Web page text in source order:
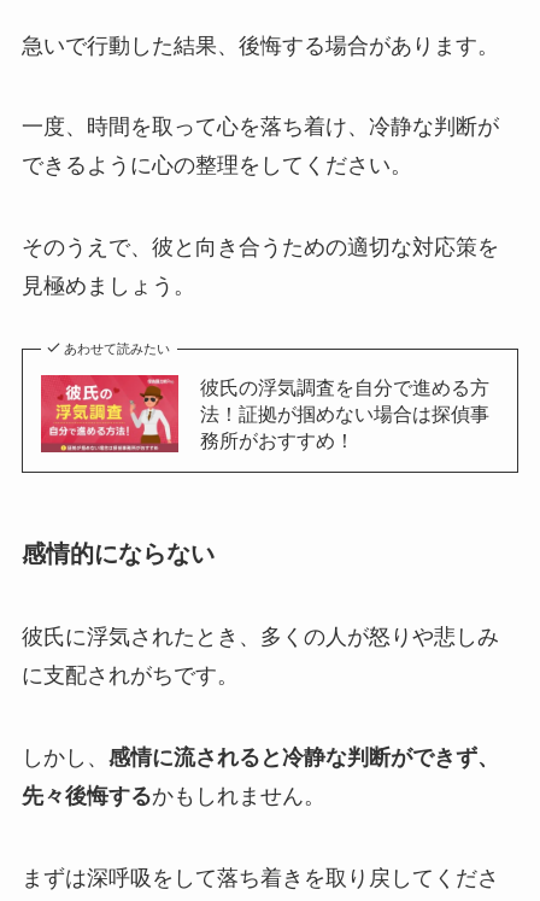
急いで行動した結果、後悔する場合があります。
一度、時間を取って心を落ち着け、冷静な判断が
できるように心の整理をしてください。
そのうえで、彼と向き合うための適切な対応策を
見極めましょう。
あわせて読みたい
彼氏の浮気調査を自分で進める方
法！証拠が掴めない場合は探偵事
務所がおすすめ！
感情的にならない
彼氏に浮気されたとき、多くの人が怒りや悲しみ
に支配されがちです。
しかし、 感情に流されると冷静な判断ができず、
先々後悔するかもしれません。
まずは深呼吸をして落ち着きを取り戻してくださ